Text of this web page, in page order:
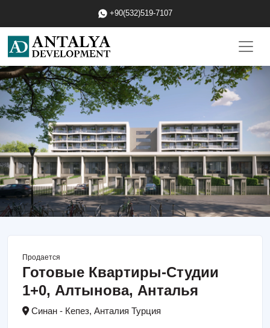
+90(532)519-7107
Продается
Готовые Квартиры-Студии
1+0, Алтынова, Анталья
Синан - Кепез, Анталия Турция